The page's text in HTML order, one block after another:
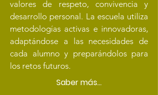
valores de respeto, convivencia y
desarrollo personal. La escuela utiliza
metodologías activas e innovadoras,
adaptándose a las necesidades de
cada alumno y preparándolos para
los retos futuros.
Saber más...